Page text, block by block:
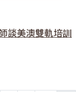
談美澳雙軌培訓